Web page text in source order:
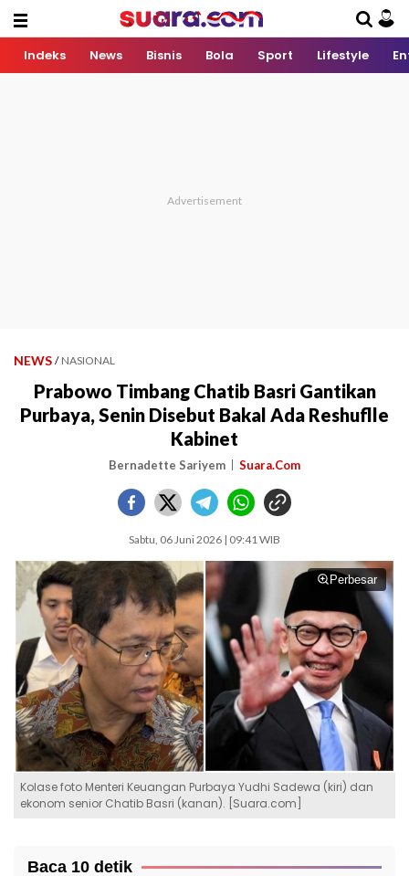
Indeks News Bisnis Bola Sport Lifestyle
NEWS / NASIONAL
Prabowo Timbang Chatib Basri Gantikan
Purbaya, Senin Disebut Bakal Ada Reshuflle
Kabinet
Bernadette Sariyem Suara.Com
Sabtu, 06 Juni 2026 | 09:41 WIB
Perbesar
Kolase foto Menteri Keuangan Purbaya Yudhi Sadewa (kiri) dan
ekonom senior Chatib Basri (kanan). [Suara.com]
Baca 10 detik